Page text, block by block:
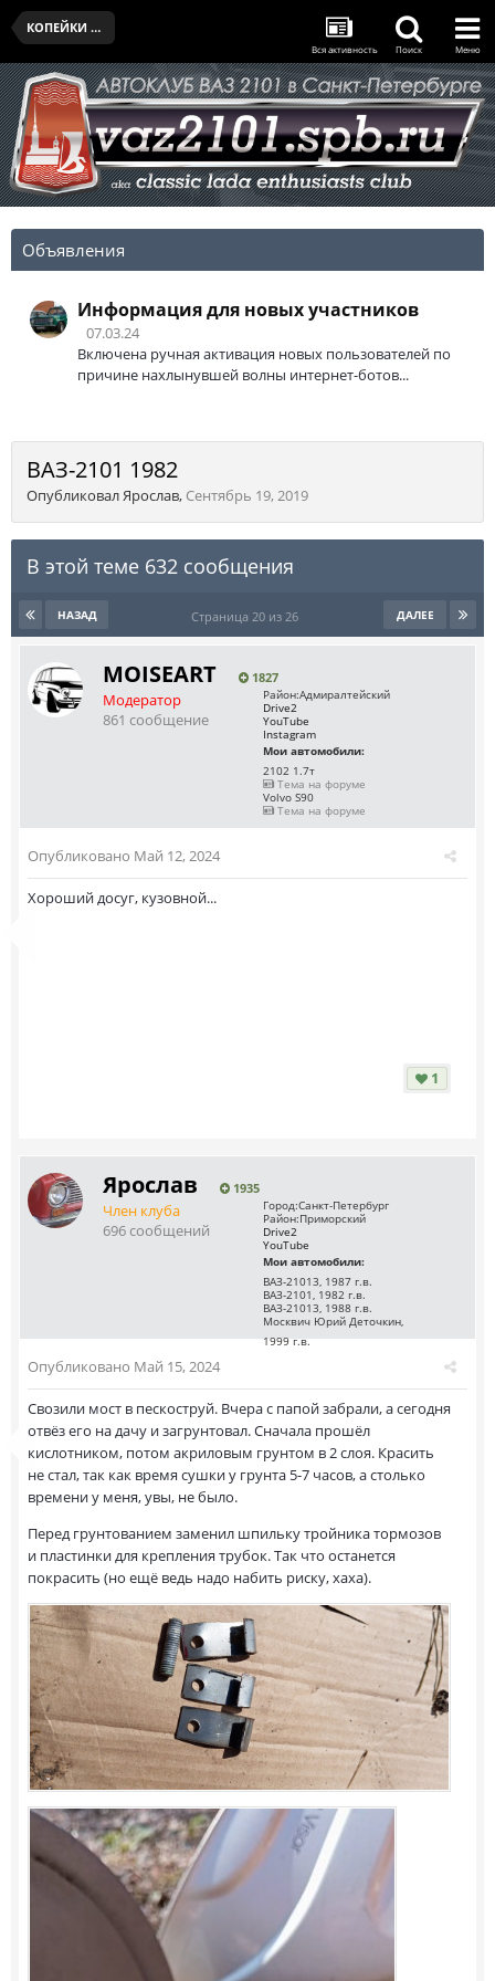
КОПЕЙКИ КЛУБА
Вся активность Поиск Меню
Объявления
Информация для новых участников
07.03.24
Включена ручная активация новых пользователей по
причине нахлынувшей волны интернет-ботов...
ВАЗ-2101 1982
ОпубликовалЯрослав, Сентябрь 19, 2019
В этой теме 632 сообщения
НАЗАД ДАЛЕЕ
Страница 20 из 26
MOISEART 1827
Модератор
861 сообщение
Район:Адмиралтейский
Drive2
YouTube
Instagram
Мои автомобили:
2102 1.7т
Тема на форуме
Volvo S90
Тема на форуме
Опубликовано Май 12, 2024
Хороший досуг, кузовной...
1
Ярослав 1935
Член клуба
696 сообщений
Город:Санкт-Петербург
Район:Приморский
Drive2
YouTube
Мои автомобили:
ВАЗ-21013, 1987 г.в.
ВАЗ-2101, 1982 г.в.
ВАЗ-21013, 1988 г.в.
Москвич Юрий Деточкин,
1999 г.в.
Опубликовано Май 15, 2024
Свозили мост в пескоструй. Вчера с папой забрали, а сегодня
отвёз его на дачу и загрунтовал. Сначала прошёл
кислотником, потом акриловым грунтом в 2 слоя. Красить
не стал, так как время сушки у грунта 5-7 часов, а столько
времени у меня, увы, не было.
Перед грунтованием заменил шпильку тройника тормозов
и пластинки для крепления трубок. Так что останется
покрасить (но ещё ведь надо набить риску, хаха).